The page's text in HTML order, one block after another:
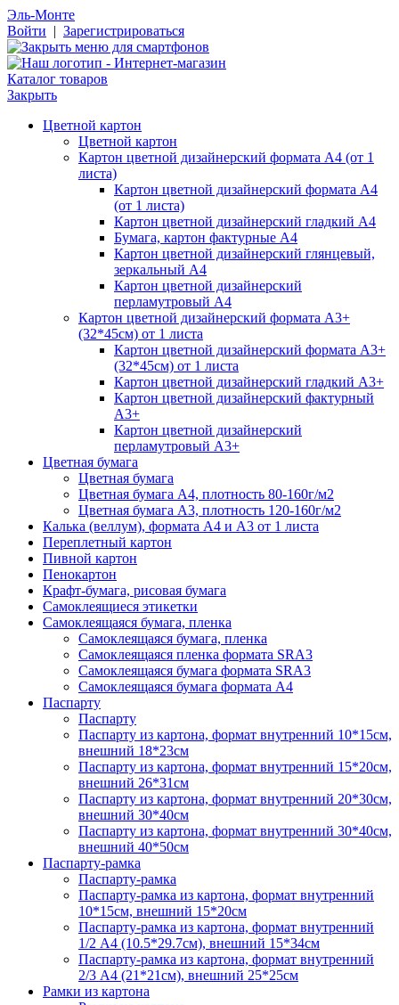
Эль-Монте
Войти | Зарегистрироваться
Каталог товаров
Закрыть
Цветной картон
Цветной картон
Картон цветной дизайнерский формата А4 (от 1
листа)
Картон цветной дизайнерский формата А4
(от 1 листа)
Картон цветной дизайнерский гладкий А4
Бумага, картон фактурные А4
Картон цветной дизайнерский глянцевый,
зеркальный А4
Картон цветной дизайнерский
перламутровый А4
Картон цветной дизайнерский формата А3+
(32*45см) от 1 листа
Картон цветной дизайнерский формата А3+
(32*45см) от 1 листа
Картон цветной дизайнерский гладкий А3+
Картон цветной дизайнерский фактурный
А3+
Картон цветной дизайнерский
перламутровый А3+
Цветная бумага
Цветная бумага
Цветная бумага А4, плотность 80-160г/м2
Цветная бумага А3, плотность 120-160г/м2
Калька (веллум), формата А4 и А3 от 1 листа
Переплетный картон
Пивной картон
Пенокартон
Крафт-бумага, рисовая бумага
Самоклеящиеся этикетки
Самоклеящаяся бумага, пленка
Самоклеящаяся бумага, пленка
Самоклеящаяся пленка формата SRА3
Самоклеящаяся бумага формата SRА3
Самоклеящаяся бумага формата А4
Паспарту
Паспарту
Паспарту из картона, формат внутренний 10*15см,
внешний 18*23см
Паспарту из картона, формат внутренний 15*20см,
внешний 26*31см
Паспарту из картона, формат внутренний 20*30см,
внешний 30*40см
Паспарту из картона, формат внутренний 30*40см,
внешний 40*50см
Паспарту-рамка
Паспарту-рамка
Паспарту-рамка из картона, формат внутренний
10*15см, внешний 15*20см
Паспарту-рамка из картона, формат внутренний
1/2 А4 (10.5*29.7см), внешний 15*34см
Паспарту-рамка из картона, формат внутренний
2/3 А4 (21*21см), внешний 25*25см
Рамки из картона